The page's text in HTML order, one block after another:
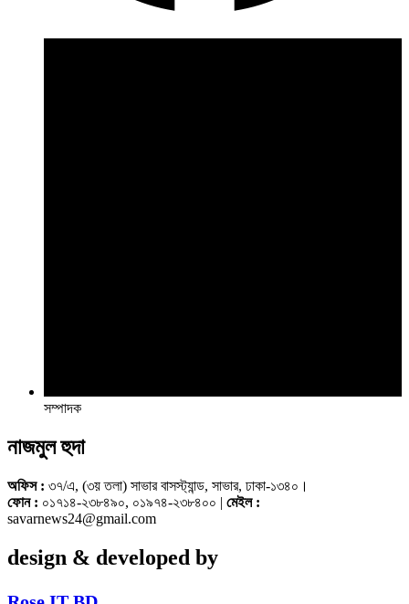
সম্পাদক
নাজমুল হুদা
অফিস : ৩৭/এ, (৩য় তলা) সাভার বাসস্ট্যান্ড, সাভার, ঢাকা-১৩৪০।
ফোন : ০১৭১৪-২৩৮৪৯০, ০১৯৭৪-২৩৮৪০০ | মেইল :
savarnews24@gmail.com
design & developed by